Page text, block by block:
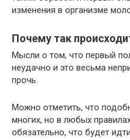
изменения в организме
Почему так
Мысли о том, что первый
неудачно и это весьма
прочь.
Можно отметить, что
многих, но в любых
обязательно, что будет